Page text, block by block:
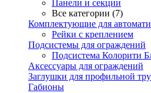
Панели и секции
Все категории (7)
Комплектующие для
Рейки с креплением
Подсистемы для ограждений
Подсистема Колорити
Аксессуары для ограждений
Заглушки для профильной
Габионы